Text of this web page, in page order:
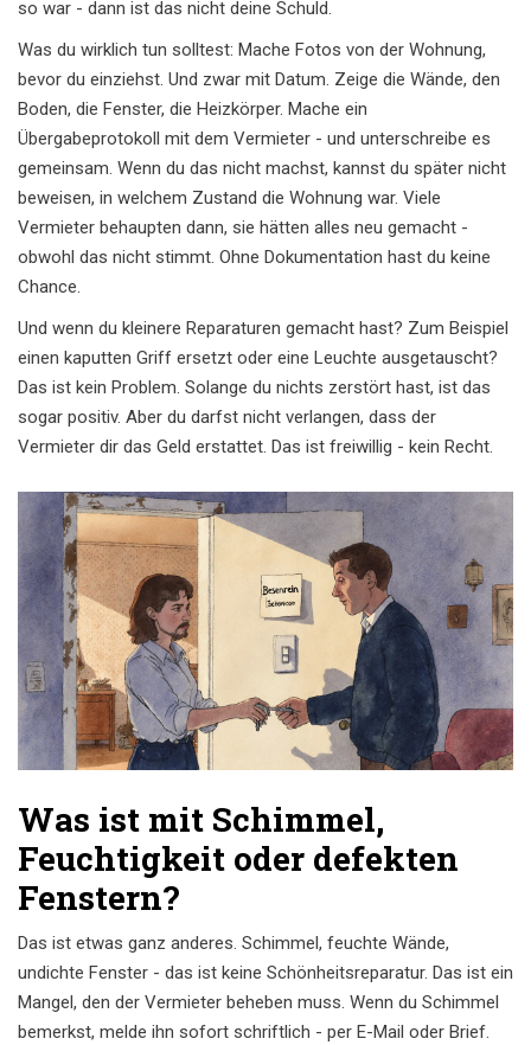
so war - dann ist das nicht deine Schuld.
Was du wirklich tun solltest: Mache Fotos von der Wohnung,
bevor du einziehst. Und zwar mit Datum. Zeige die Wände, den
Boden, die Fenster, die Heizkörper. Mache ein
Übergabeprotokoll mit dem Vermieter - und unterschreibe es
gemeinsam. Wenn du das nicht machst, kannst du später nicht
beweisen, in welchem Zustand die Wohnung war. Viele
Vermieter behaupten dann, sie hätten alles neu gemacht -
obwohl das nicht stimmt. Ohne Dokumentation hast du keine
Chance.
Und wenn du kleinere Reparaturen gemacht hast? Zum Beispiel
einen kaputten Griff ersetzt oder eine Leuchte ausgetauscht?
Das ist kein Problem. Solange du nichts zerstört hast, ist das
sogar positiv. Aber du darfst nicht verlangen, dass der
Vermieter dir das Geld erstattet. Das ist freiwillig - kein Recht.
Was ist mit Schimmel,
Feuchtigkeit oder defekten
Fenstern?
Das ist etwas ganz anderes. Schimmel, feuchte Wände,
undichte Fenster - das ist keine Schönheitsreparatur. Das ist ein
Mangel, den der Vermieter beheben muss. Wenn du Schimmel
bemerkst, melde ihn sofort schriftlich - per E-Mail oder Brief.